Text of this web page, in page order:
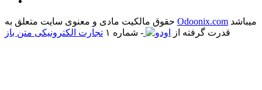
Odoonix.com میباشد
قدرت گرفته از
- شماره ۱ تجارت الکترونیکی متن باز